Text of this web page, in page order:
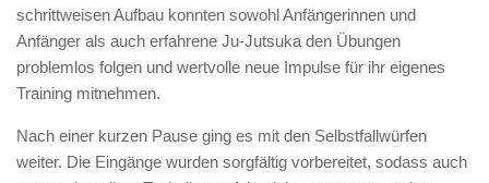
schrittweisen Aufbau konnten sowohl Anfängerinnen und
Anfänger als auch erfahrene Ju-Jutsuka den Übungen
problemlos folgen und wertvolle neue Impulse für ihr eigenes
Training mitnehmen.
Nach einer kurzen Pause ging es mit den Selbstfallwürfen
weiter. Die Eingänge wurden sorgfältig vorbereitet, sodass auch